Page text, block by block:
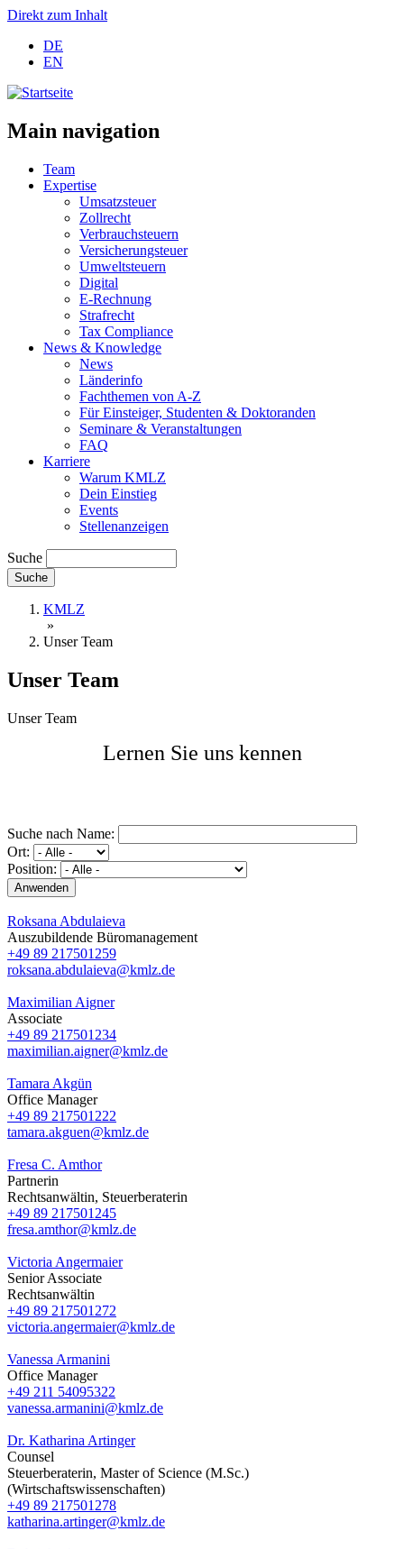
Direkt zum Inhalt
DE
EN
Main navigation
Team
Expertise
Umsatzsteuer
Zollrecht
Verbrauchsteuern
Versicherungsteuer
Umweltsteuern
Digital
E-Rechnung
Strafrecht
Tax Compliance
News & Knowledge
News
Länderinfo
Fachthemen von A-Z
Für Einsteiger, Studenten & Doktoranden
Seminare & Veranstaltungen
FAQ
Karriere
Warum KMLZ
Dein Einstieg
Events
Stellenanzeigen
Suche
KMLZ
»
Unser Team
Unser Team
Unser Team
Lernen Sie uns kennen
Suche nach Name:
Ort:
Position:
Roksana Abdulaieva
Auszubildende Büromanagement
+49 89 217501259
roksana.abdulaieva@kmlz.de
Maximilian Aigner
Associate
+49 89 217501234
maximilian.aigner@kmlz.de
Tamara Akgün
Office Manager
+49 89 217501222
tamara.akguen@kmlz.de
Fresa C. Amthor
Partnerin
Rechtsanwältin, Steuerberaterin
+49 89 217501245
fresa.amthor@kmlz.de
Victoria Angermaier
Senior Associate
Rechtsanwältin
+49 89 217501272
victoria.angermaier@kmlz.de
Vanessa Armanini
Office Manager
+49 211 54095322
vanessa.armanini@kmlz.de
Dr. Katharina Artinger
Counsel
Steuerberaterin, Master of Science (M.Sc.)
(Wirtschaftswissenschaften)
+49 89 217501278
katharina.artinger@kmlz.de